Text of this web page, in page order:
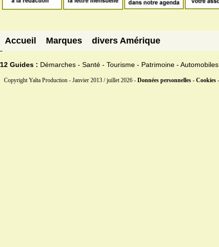
Accueil Marques divers Amérique
12 Guides : Démarches - Santé - Tourisme - Patrimoine - Automobiles
Copyright Yalta Production - Janvier 2013 / juillet 2026 - Données personnelles - Cookies